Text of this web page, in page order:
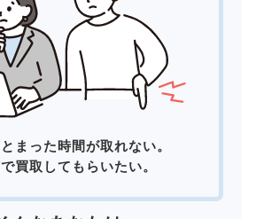
まった時間が取れない。
買取してもらいたい。